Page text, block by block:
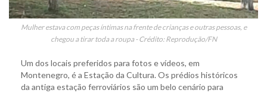
Mulher estava com peças íntimas na frente de crianças e outras pessoas, e
chegou a tirar toda a roupa - Crédito: Reprodução/FN
Um dos locais preferidos para fotos e vídeos, em
Montenegro, é a Estação da Cultura. Os prédios históricos
da antiga estação ferroviários são um belo cenário para